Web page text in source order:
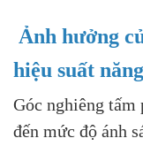
Ảnh hưởng
hiệu suất
Góc nghiêng
đến mức độ ánh